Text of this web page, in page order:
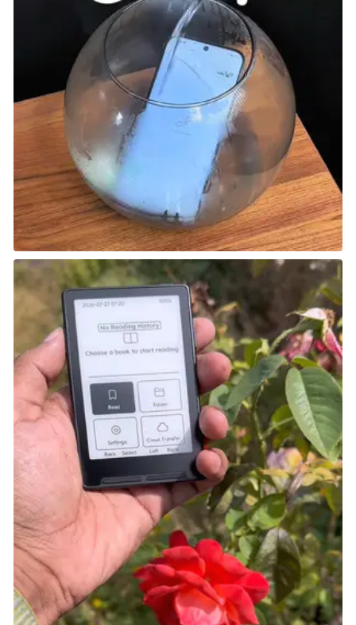
مميزاتها بفضل آلياته المصمَّمة بعناية التي تحافظ على
تفاعل اللاعبين.
كانت إضافة المشاهد السينمائية مثيرة للإعجاب وقتها، مما
أضفى لمسة من الانغماس لمن يحبون الشعور بأنهم جزء
من القصة. من دخول النجوم إلى الملاعب الكبرى واحتفالات
التتويج النابضة بالحياة، تجسد PES 2013 رحلة الرياضي
المحترف بتفاصيل لا تُنسى.
College Football 25
وضع Road To Glory يقدم تجربة رائعة
رغم أن كرة القدم الجامعية تشترك في العديد من الأساسيات
مع دوري NFL، إلا أن هناك فروقًا رئيسية تجعلها مميزة،
وCollege Football 25 تنجح في تمثيل هذه التفاصيل. تُعَدُّ
اللعبة واحدة من أفضل ألعاب محاكاة كرة القدم الأمريكية
التي تأخذ اللاعبين في رحلة تطوير المواهب الواعدة التي
تسعى لتحقيق أحلامها الجامعية.
يبرز وضع Road to Glory بشكل خاص، حيث يتجاوز حدود